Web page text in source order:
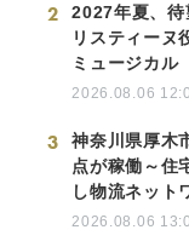
2
2027年夏、待
リスティーヌ
ミュージカル
2026.08.06
3
神奈川県厚木
点が稼働～住
し物流ネット
2026.08.06